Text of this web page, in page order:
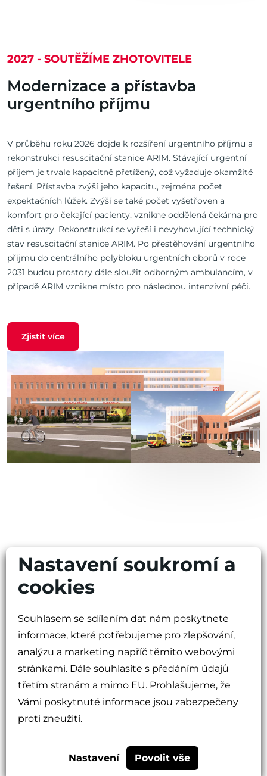
2027 - SOUTĚŽÍME ZHOTOVITELE
Modernizace a přístavba
urgentního příjmu
V průběhu roku 2026 dojde k rozšíření urgentního příjmu a
rekonstrukci resuscitační stanice ARIM. Stávající urgentní
příjem je trvale kapacitně přetížený, což vyžaduje okamžité
řešení. Přístavba zvýší jeho kapacitu, zejména počet
expektačních lůžek. Zvýší se také počet vyšetřoven a
komfort pro čekající pacienty, vznikne oddělená čekárna pro
děti s úrazy. Rekonstrukcí se vyřeší i nevyhovující technický
stav resuscitační stanice ARIM. Po přestěhování urgentního
příjmu do centrálního polybloku urgentních oborů v roce
2031 budou prostory dále sloužit odborným ambulancím, v
případě ARIM vznikne místo pro následnou intenzivní péči.
Zjistit více
2027 - PROJEKTUJEME
Projekt „Budova 23-severní přístavba“ je plánován
především jako rozšíření lůžkových kapacit budovy
chirurgických oborů. Ve 2.NP se počítá s přemístěním
stávajícího angiosálu, který již prostorově nevyhovuje
současným požadavkům na počet a spektrum prováděných
výkonů. Ve 3.NP vznikné nové zázemí pro urologické
4.NP přinese řešení dosud nejpalčivějšího problému
neurochirurgického oddělení, kterým je omezená lůžková
kapacita. Ve čtvrtém nadzemním podlaží přístavby se bude
Nastavení soukromí a
cookies
Souhlasem se sdílením dat nám poskytnete
informace, které potřebujeme pro zlepšování,
analýzu a marketing napříč těmito webovými
stránkami. Dále souhlasíte s předáním údajů
třetím stranám a mimo EU. Prohlašujeme, že
Vámi poskytnuté informace jsou zabezpečeny
proti zneužití.
Nastavení Povolit vše